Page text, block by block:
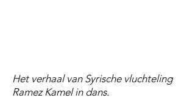
Het verhaal van Syrische vluchteling
Ramez Kamel in dans.